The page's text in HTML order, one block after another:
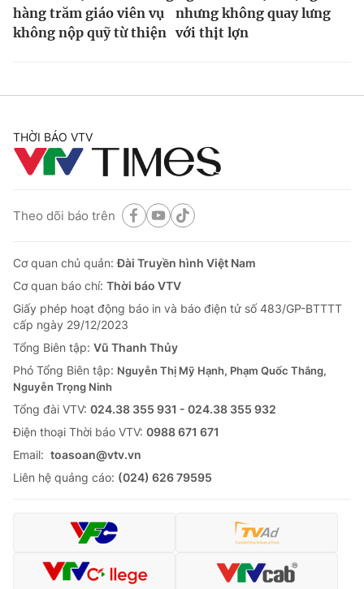
hàng trăm giáo viên vụ
không nộp quỹ từ thiện
nhưng không quay lưng
với thịt lợn
THỜI BÁO VTV
Theo dõi báo trên
Cơ quan chủ quản:Đài Truyền hình Việt Nam
Cơ quan báo chí: Thời báo VTV
Giấy phép hoạt động báo in và báo điện tử số 483/GP-BTTTT
cấp ngày 29/12/2023
Tổng Biên tập: Vũ Thanh Thủy
Phó Tổng Biên tập: Nguyễn Thị Mỹ Hạnh, Phạm Quốc Thắng,
Nguyễn Trọng Ninh
Tổng đài VTV: 024.38 355 931 - 024.38 355 932
Ðiện thoại Thời báo VTV: 0988 671 671
Email: toasoan@vtv.vn
Liên hệ quảng cáo: (024) 626 79595